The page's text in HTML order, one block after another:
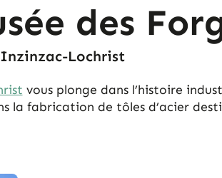
des
Inzinzac-Lochrist
vous plonge dans l’histoire
la fabrication de tôles d’acier